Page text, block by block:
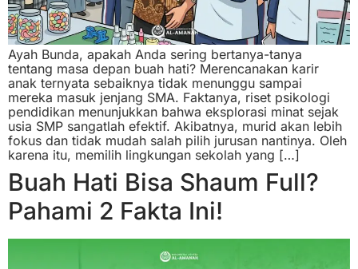
Ayah Bunda, apakah Anda sering bertanya-tanya
tentang masa depan buah hati? Merencanakan karir
anak ternyata sebaiknya tidak menunggu sampai
mereka masuk jenjang SMA. Faktanya, riset psikologi
pendidikan menunjukkan bahwa eksplorasi minat sejak
usia SMP sangatlah efektif. Akibatnya, murid akan lebih
fokus dan tidak mudah salah pilih jurusan nantinya. Oleh
karena itu, memilih lingkungan sekolah yang […]
Buah Hati Bisa Shaum Full?
Pahami 2 Fakta Ini!